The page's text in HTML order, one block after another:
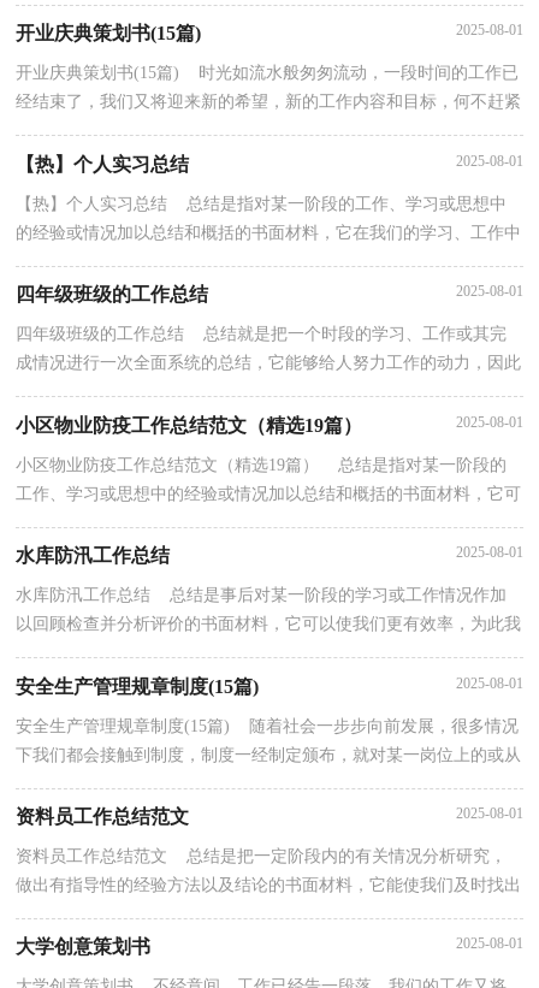
开业庆典策划书(15篇) 2025-08-01
开业庆典策划书(15篇) 时光如流水般匆匆流动，一段时间的工作已
经结束了，我们又将迎来新的希望，新的工作内容和目标，何不赶紧
趁现在写写策划书。相信写策划书是一个让许多人都...
【热】个人实习总结 2025-08-01
【热】个人实习总结 总结是指对某一阶段的工作、学习或思想中
的经验或情况加以总结和概括的书面材料，它在我们的学习、工作中
四年级班级的工作总结 2025-08-01
四年级班级的工作总结 总结就是把一个时段的学习、工作或其完
成情况进行一次全面系统的总结，它能够给人努力工作的动力，因此
十分有必须要写一份总结哦。总结怎么写才不会千...
小区物业防疫工作总结范文（精选19篇） 2025-08-01
小区物业防疫工作总结范文（精选19篇） 总结是指对某一阶段的
工作、学习或思想中的经验或情况加以总结和概括的书面材料，它可
水库防汛工作总结 2025-08-01
水库防汛工作总结 总结是事后对某一阶段的学习或工作情况作加
以回顾检查并分析评价的书面材料，它可以使我们更有效率，为此我
们要做好回顾，写好总结。那么总结应该包括什么内...
安全生产管理规章制度(15篇) 2025-08-01
安全生产管理规章制度(15篇) 随着社会一步步向前发展，很多情况
下我们都会接触到制度，制度一经制定颁布，就对某一岗位上的或从
资料员工作总结范文 2025-08-01
资料员工作总结范文 总结是把一定阶段内的有关情况分析研究，
做出有指导性的经验方法以及结论的书面材料，它能使我们及时找出
错误并改正，让我们好好写一份总结吧。那么你知道...
大学创意策划书 2025-08-01